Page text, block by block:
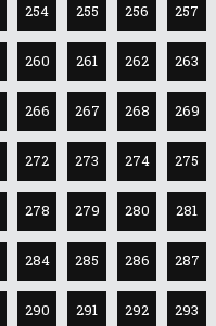
254 255 256 257
260 261 262 263
266 267 268 269
272 273 274 275
278 279 280 281
284 285 286 287
290 291 292 293